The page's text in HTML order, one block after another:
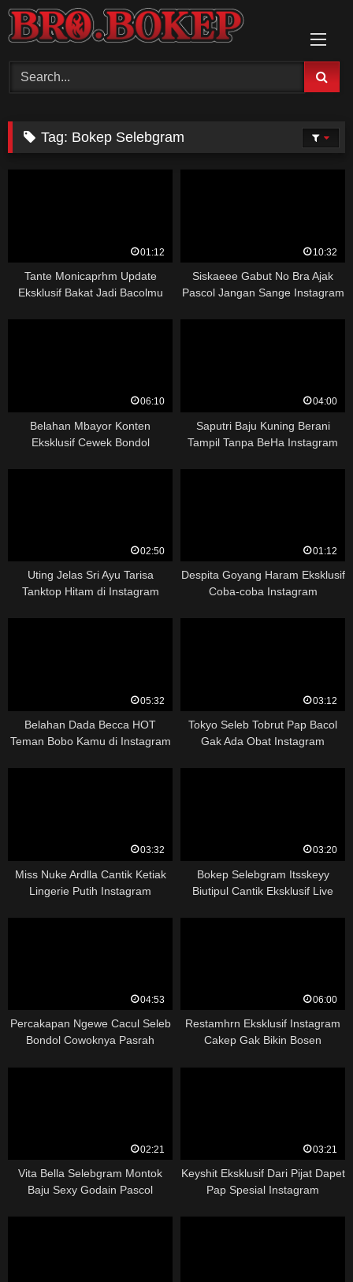
Skip
content
Tag: Bokep Selebgram
01:12
Tante Monicaprhm Update
Eksklusif Bakat Jadi Bacolmu
10:32
Siskaeee Gabut No Bra Ajak
Pascol Jangan Sange Instagram
06:10
Belahan Mbayor Konten
Eksklusif Cewek Bondol
04:00
Saputri Baju Kuning Berani
Tampil Tanpa BeHa Instagram
02:50
Uting Jelas Sri Ayu Tarisa
Tanktop Hitam di Instagram
01:12
Despita Goyang Haram Eksklusif
Coba-coba Instagram
05:32
Belahan Dada Becca HOT
Teman Bobo Kamu di Instagram
03:12
Tokyo Seleb Tobrut Pap Bacol
Gak Ada Obat Instagram
03:32
Miss Nuke Ardlla Cantik Ketiak
Lingerie Putih Instagram
03:20
Bokep Selebgram Itsskeyy
Biutipul Cantik Eksklusif Live
04:53
Percakapan Ngewe Cacul Seleb
Bondol Cowoknya Pasrah
06:00
Restamhrn Eksklusif Instagram
Cakep Gak Bikin Bosen
02:21
Vita Bella Selebgram Montok
Baju Sexy Godain Pascol
03:21
Keyshit Eksklusif Dari Pijat Dapet
Pap Spesial Instagram